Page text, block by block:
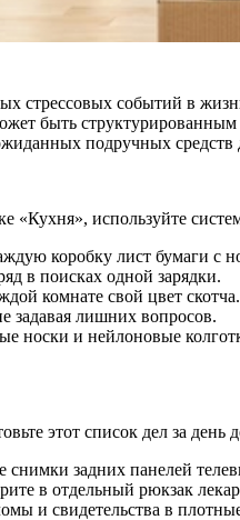
стрессовых событий в
быть
подручных
«Кухня», используйте
коробку лист бумаги с
в поисках одной зарядки.
комнате свой цвет
задавая лишних вопросов.
носки и нейлоновые
этот список дел за день
снимки задних панелей
в отдельный рюкзак
и свидетельства в